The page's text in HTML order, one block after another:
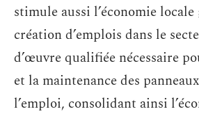
stimule aussi l’économie locale
création d’emplois dans le
d’œuvre qualifiée nécessaire
et la maintenance des
l’emploi, consolidant ainsi